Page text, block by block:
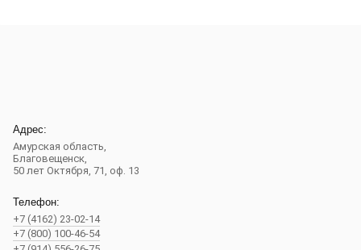
Адрес:
Амурская область,
Благовещенск,
50 лет Октября, 71, оф. 13
Телефон:
+7 (4162) 23-02-14
+7 (800) 100-46-54